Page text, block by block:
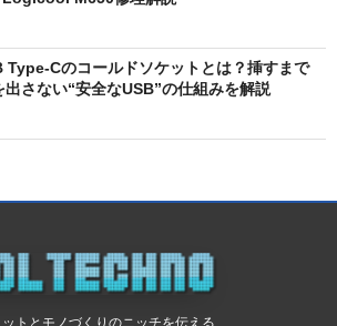
Type-Cのコールドソケットとは？挿すまで
出さない“安全なUSB”の仕組みを解説